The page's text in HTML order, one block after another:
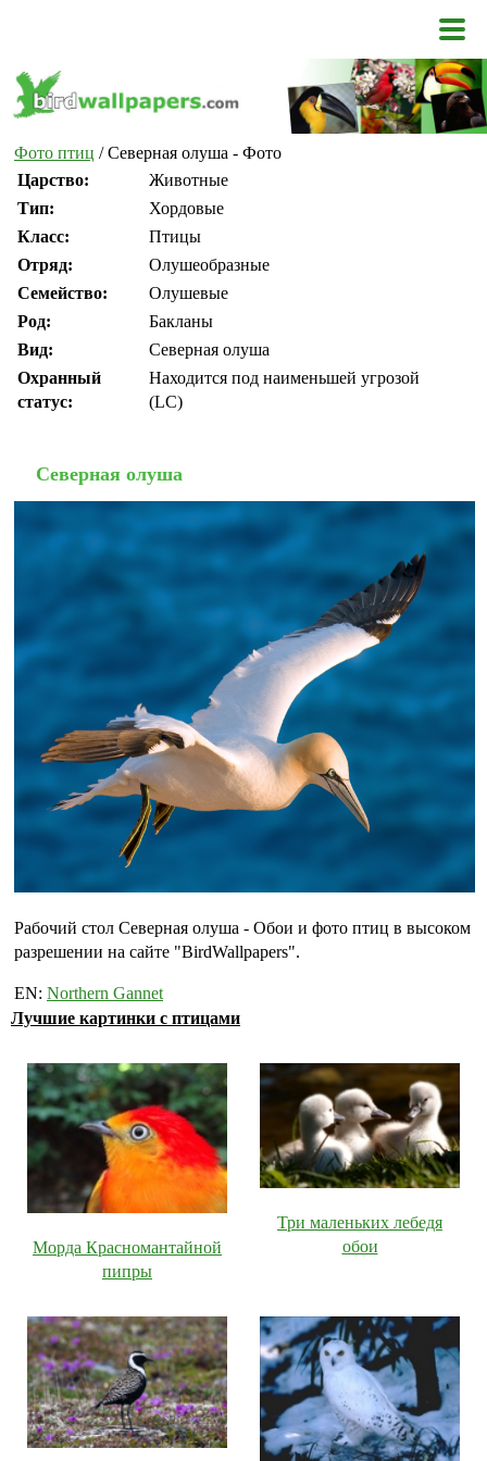
Фото птиц / Северная олуша - Фото
Царство:
Животные
Тип:
Хордовые
Класс:
Птицы
Отряд:
Олушеобразные
Семейство:
Олушевые
Род:
Бакланы
Вид:
Северная олуша
Охранный
статус:
Находится под наименьшей угрозой
(LC)
Северная олуша
Рабочий стол Северная олуша - Обои и фото птиц в высоком
разрешении на сайте "BirdWallpapers".
EN: Northern Gannet
Лучшие картинки с птицами
Морда Красномантайной
пипры
Три маленьких лебедя
обои